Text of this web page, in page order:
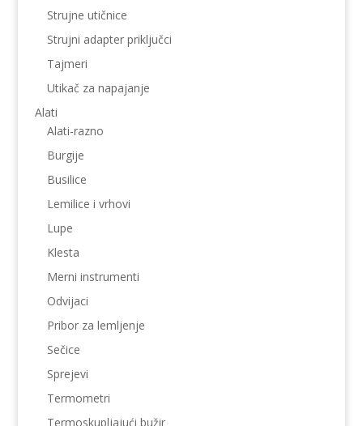
Strujne utičnice
Strujni adapter priključci
Tajmeri
Utikač za napajanje
Alati
Alati-razno
Burgije
Busilice
Lemilice i vrhovi
Lupe
Klesta
Merni instrumenti
Odvijaci
Pribor za lemljenje
Sečice
Sprejevi
Termometri
Termoskupljajući bužir